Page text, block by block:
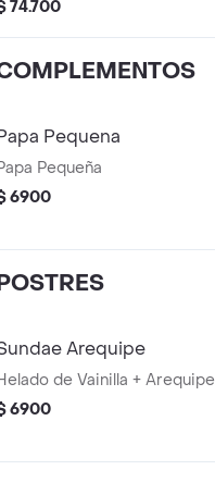
74.700
Pequena
Pequeña
6900
Arequipe
de Vainilla + Arequipe
6900